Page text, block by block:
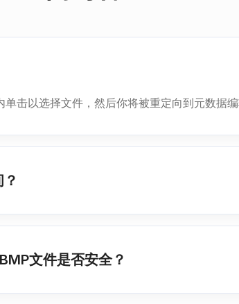
击以选择文件，然后你将被重定向到元数据
文件是否安全？